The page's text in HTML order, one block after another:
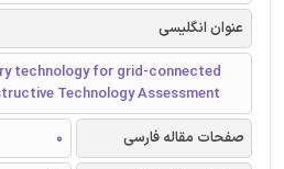
عنوان انگلیسی
technology for grid-connected
Technology Assessment
صفحات مقاله فارسی
0